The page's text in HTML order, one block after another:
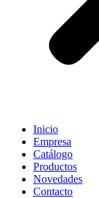
Inicio
Empresa
Catálogo
Productos
Novedades
Contacto